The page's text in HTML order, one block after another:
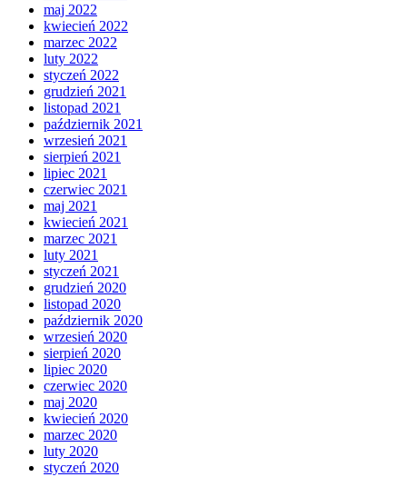
maj 2022
kwiecień 2022
marzec 2022
luty 2022
styczeń 2022
grudzień 2021
listopad 2021
październik 2021
wrzesień 2021
sierpień 2021
lipiec 2021
czerwiec 2021
maj 2021
kwiecień 2021
marzec 2021
luty 2021
styczeń 2021
grudzień 2020
listopad 2020
październik 2020
wrzesień 2020
sierpień 2020
lipiec 2020
czerwiec 2020
maj 2020
kwiecień 2020
marzec 2020
luty 2020
styczeń 2020